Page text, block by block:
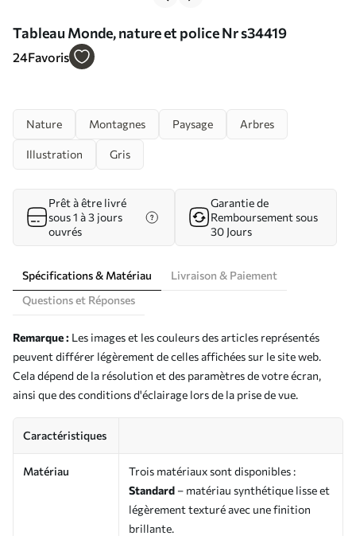
Tableau Monde, nature et police Nr s34419
24Favoris
Nature Montagnes Paysage Arbres
Illustration Gris
Prêt à être livré
sous 1 à 3 jours
ouvrés
Garantie de
Remboursement sous
30 Jours
Spécifications & Matériau
Livraison & Paiement
Questions et Réponses
Remarque : Les images et les couleurs des articles représentés
peuvent différer légèrement de celles affichées sur le site web.
Cela dépend de la résolution et des paramètres de votre écran,
ainsi que des conditions d'éclairage lors de la prise de vue.
Caractéristiques
Matériau
Trois matériaux sont disponibles :
Standard – matériau synthétique lisse et
légèrement texturé avec une finition
brillante.